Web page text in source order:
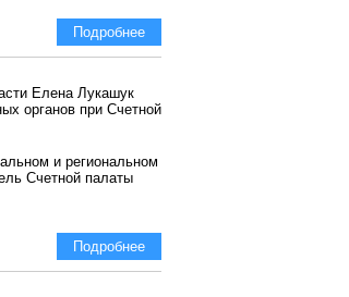
Подробнее
Елена Лукашук
органов при Счетной
и региональном
Счетной палаты
Подробнее